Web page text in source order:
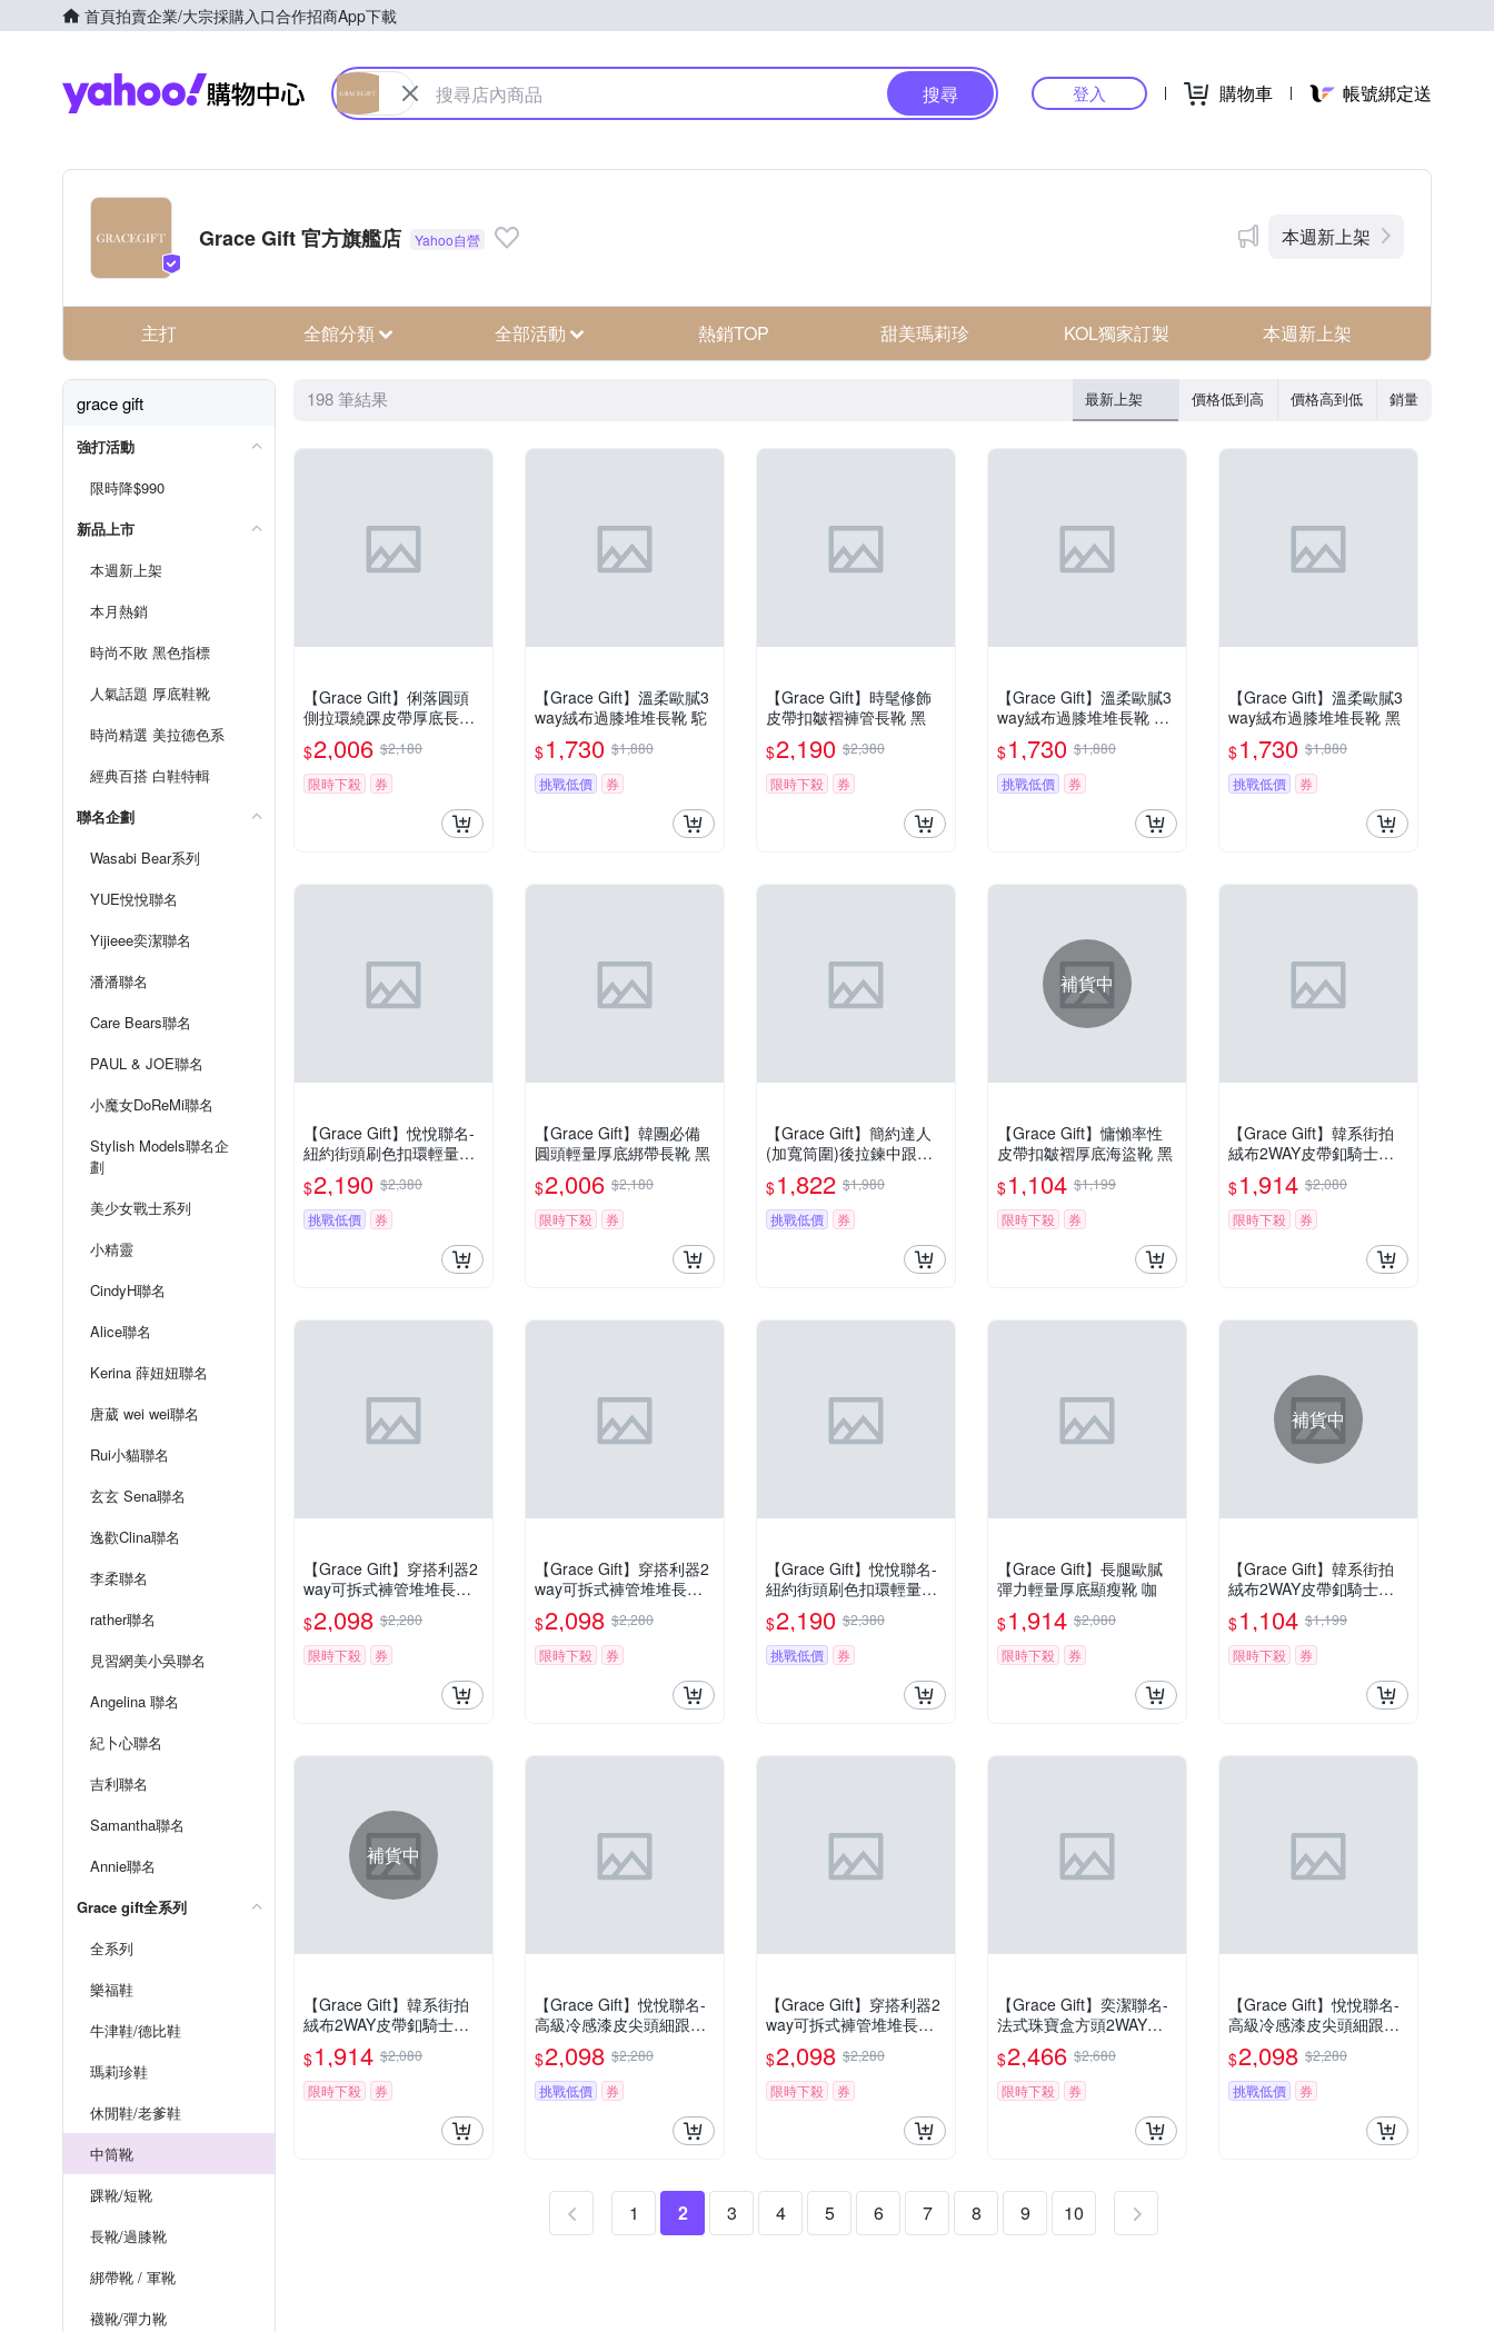
首頁拍賣企業/大宗採購入口合作招商App下載
Yahoo購物中心
搜尋 登入 購物車 帳號綁定送
Grace Gift 官方旗艦店 本週新上架
主打 全館分類 全部活動 熱銷TOP 甜美瑪莉珍 KOL獨家訂製 本週新上架
grace gift
強打活動
限時降$990
新品上市
本週新上架
本月熱銷
時尚不敗 黑色指標
人氣話題 厚底鞋靴
時尚精選 美拉德色系
經典百搭 白鞋特輯
聯名企劃
Wasabi Bear系列
YUE悅悅聯名
Yijieee奕潔聯名
潘潘聯名
Care Bears聯名
PAUL & JOE聯名
小魔女DoReMi聯名
Stylish Models聯名企
劃
美少女戰士系列
小精靈
CindyH聯名
Alice聯名
Kerina 薛妞妞聯名
唐葳 wei wei聯名
Rui小貓聯名
玄玄 Sena聯名
逸歡Clina聯名
李柔聯名
rather聯名
見習網美小吳聯名
Angelina 聯名
紀卜心聯名
吉利聯名
Samantha聯名
Annie聯名
Grace gift全系列
全系列
樂福鞋
牛津鞋/德比鞋
瑪莉珍鞋
休閒鞋/老爹鞋
中筒靴
踝靴/短靴
長靴/過膝靴
綁帶靴 / 軍靴
襪靴/彈力靴
198 筆結果 最新上架 價格低到高 價格高到低 銷量
【Grace Gift】俐落圓頭
側拉環繞踝皮帶厚底長靴
棕
$2,006 $2,180
限時下殺
券
【Grace Gift】溫柔歐膩3
way絨布過膝堆堆長靴 駝
$1,730 $1,880
挑戰低價
券
【Grace Gift】時髦修飾
皮帶扣皺褶褲管長靴 黑
$2,190 $2,380
限時下殺
券
【Grace Gift】溫柔歐膩3
way絨布過膝堆堆長靴 卡
$1,730 $1,880
挑戰低價
券
【Grace Gift】溫柔歐膩3
way絨布過膝堆堆長靴 黑
$1,730 $1,880
挑戰低價
券
【Grace Gift】悅悅聯名-
紐約街頭刷色扣環輕量厚
底長靴 黑
$2,190 $2,380
挑戰低價
券
【Grace Gift】韓團必備
圓頭輕量厚底綁帶長靴 黑
$2,006 $2,180
限時下殺
券
【Grace Gift】簡約達人
(加寬筒圍)後拉鍊中跟長
靴 黑
$1,822 $1,980
挑戰低價
券
補貨中
【Grace Gift】慵懶率性
皮帶扣皺褶厚底海盜靴 黑
$1,104 $1,199
限時下殺
券
【Grace Gift】韓系街拍
絨布2WAY皮帶釦騎士靴
$1,914 $2,080
限時下殺
券
【Grace Gift】穿搭利器2
way可拆式褲管堆堆長靴
黑
$2,098 $2,280
限時下殺
券
【Grace Gift】穿搭利器2
way可拆式褲管堆堆長靴
卡其
$2,098 $2,280
限時下殺
券
【Grace Gift】悅悅聯名-
紐約街頭刷色扣環輕量厚
底長靴 棕
$2,190 $2,380
挑戰低價
券
【Grace Gift】長腿歐膩
彈力輕量厚底顯瘦靴 咖
$1,914 $2,080
限時下殺
券
補貨中
【Grace Gift】韓系街拍
絨布2WAY皮帶釦騎士靴
卡其
$1,104 $1,199
限時下殺
券
補貨中
【Grace Gift】韓系街拍
絨布2WAY皮帶釦騎士靴
$1,914 $2,080
限時下殺
券
【Grace Gift】悅悅聯名-
高級冷感漆皮尖頭細跟及
膝長靴 咖
$2,098 $2,280
挑戰低價
券
【Grace Gift】穿搭利器2
way可拆式褲管堆堆長靴
咖
$2,098 $2,280
限時下殺
券
【Grace Gift】奕潔聯名-
法式珠寶盒方頭2WAY珍
珠顯瘦長靴 米白
$2,466 $2,680
限時下殺
券
【Grace Gift】悅悅聯名-
高級冷感漆皮尖頭細跟及
膝長靴 黑
$2,098 $2,280
挑戰低價
券
1 2 3 4 5 6 7 8 9 10